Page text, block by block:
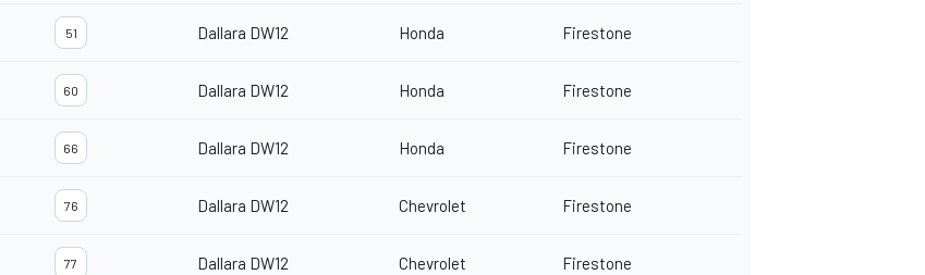
51 Dallara DW12 Honda Firestone
60 Dallara DW12 Honda Firestone
66 Dallara DW12 Honda Firestone
76 Dallara DW12 Chevrolet Firestone
77 Dallara DW12 Chevrolet Firestone